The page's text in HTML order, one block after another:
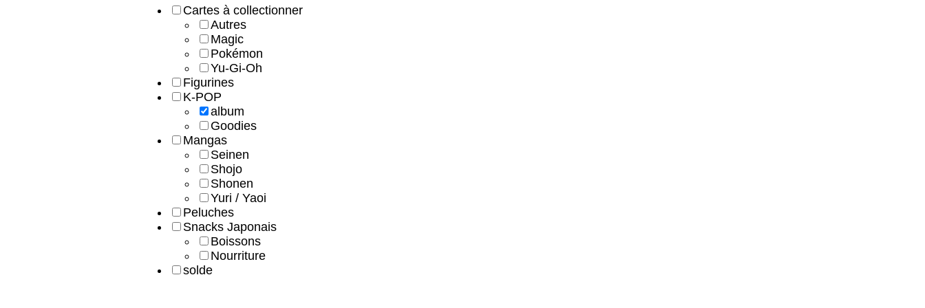
Cartes à collectionner
Autres
Magic
Pokémon
Yu-Gi-Oh
Figurines
K-POP
album
Goodies
Mangas
Seinen
Shojo
Shonen
Yuri / Yaoi
Peluches
Snacks Japonais
Boissons
Nourriture
solde